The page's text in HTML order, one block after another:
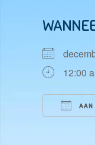
12:00
AAN